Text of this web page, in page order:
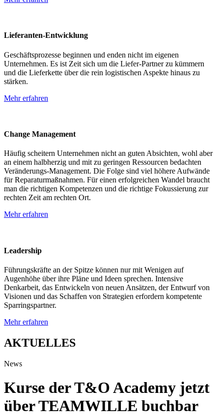
Lieferanten-Entwicklung
Geschäftsprozesse beginnen und enden nicht im eigenen
Unternehmen. Es ist Zeit sich um die Liefer-Partner zu kümmern
und die Lieferkette über die rein logistischen Aspekte hinaus zu
stärken.
Mehr erfahren
Change Management
Häufig scheitern Unternehmen nicht an guten Absichten, wohl aber
an einem halbherzig und mit zu geringen Ressourcen bedachten
Veränderungs-Management. Die Folge sind viel höhere Aufwände
für Reparaturmaßnahmen. Für einen erfolgreichen Wandel braucht
man die richtigen Kompetenzen und die richtige Fokussierung zur
rechten Zeit am rechten Ort.
Mehr erfahren
Leadership
Führungskräfte an der Spitze können nur mit Wenigen auf
Augenhöhe über ihre Pläne und Ideen sprechen. Intensive
Denkarbeit, das Entwickeln von neuen Ansätzen, der Entwurf von
Visionen und das Schaffen von Strategien erfordern kompetente
Sparringspartner.
Mehr erfahren
AKTUELLES
News
Kurse der T&O Academy jetzt
über TEAMWILLE buchbar